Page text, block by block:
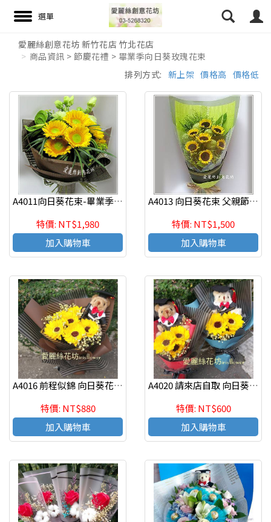
搜尋
愛麗絲創意花坊 新竹花店 竹北花店
商品資訊 > 節慶花禮 > 畢業季向日葵玫瑰花束
價格低
價格高
新上架
排列方式:
A4011向日葵花束-畢業季 生日 情人節 紀念日-新竹推薦花店愛麗絲創意花坊
特價: NT$1,980
加入購物車
A4013 向日葵花束 父親節 畢業季 教師節-新竹愛麗絲花店
特價: NT$1,500
加入購物車
A4016 前程似錦 向日葵花束-畢業禮讚
特價: NT$880
加入購物車
A4020 請來店自取 向日葵畢業熊花束
特價: NT$600
加入購物車